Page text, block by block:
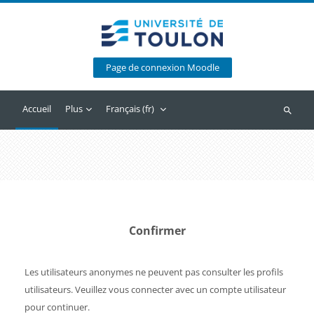
Page de connexion Moodle
Accueil Plus Français ‎(fr)‎
Confirmer
Les utilisateurs anonymes ne peuvent pas consulter les profils
utilisateurs. Veuillez vous connecter avec un compte utilisateur
pour continuer.